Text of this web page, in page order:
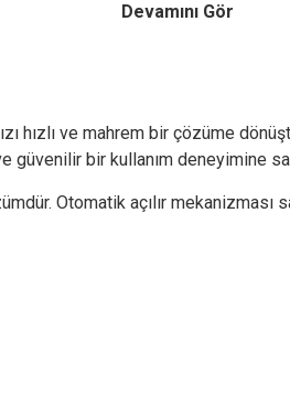
Devamını Gör
hızlı ve mahrem bir çözüme
güvenilir bir kullanım deneyimine
Otomatik açılır mekanizması